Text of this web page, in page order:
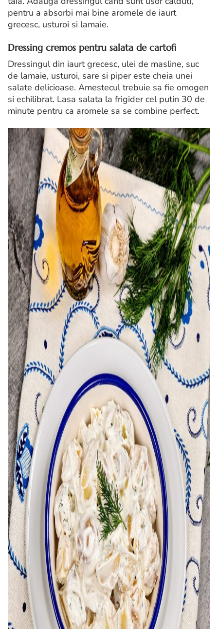
pentru a absorbi mai bine aromele de iaurt
grecesc, usturoi si lamaie.
Dressing cremos pentru salata de cartofi
Dressingul din iaurt grecesc, ulei de masline, suc
de lamaie, usturoi, sare si piper este cheia unei
salate delicioase. Amestecul trebuie sa fie omogen
si echilibrat. Lasa salata la frigider cel putin 30 de
minute pentru ca aromele sa se combine perfect.